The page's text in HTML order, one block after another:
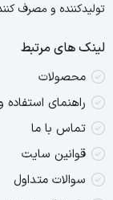
تولیدکننده و مصرف
لینک های مرتبط
محصولات
راهنمای
تماس با ما
قوانین سایت
سوالات متداول